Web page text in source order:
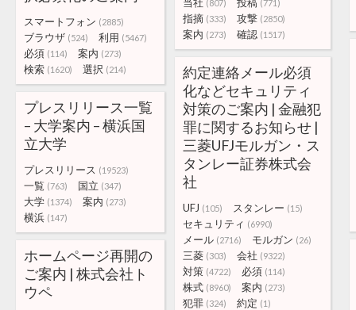
(807) (771)
指摘 (333) 攻撃 (2850)
案内 (273) 確認 (1517)
スマートフォン (2885)
ブラウザ (524) 利用 (5467)
必須 (114) 案内 (273)
検索 (1620) 選択 (214)
約定連絡メール必須
化などセキュリティ
対策のご案内 | 金融犯
罪に関するお知らせ |
三菱UFJモルガン・ス
タンレー証券株式会
社
UFJ (105) スタンレー (15)
セキュリティ (6990)
メール (2716) モルガン (26)
三菱 (303) 会社 (9322)
対策 (4722) 必須 (114)
株式 (8960) 案内 (273)
犯罪 (324) 約定 (1)
プレスリリース一覧
– 大学案内 – 横浜国
立大学
プレスリリース (19523)
一覧 (763) 国立 (347)
大学 (1374) 案内 (273)
横浜 (147)
ホームページ再開の
ご案内 | 株式会社ト
ウペ